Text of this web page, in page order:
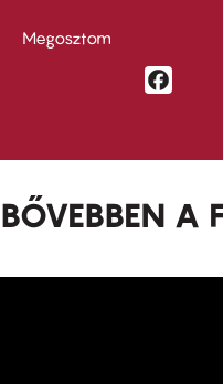
Megosztom
BŐVEBBEN A